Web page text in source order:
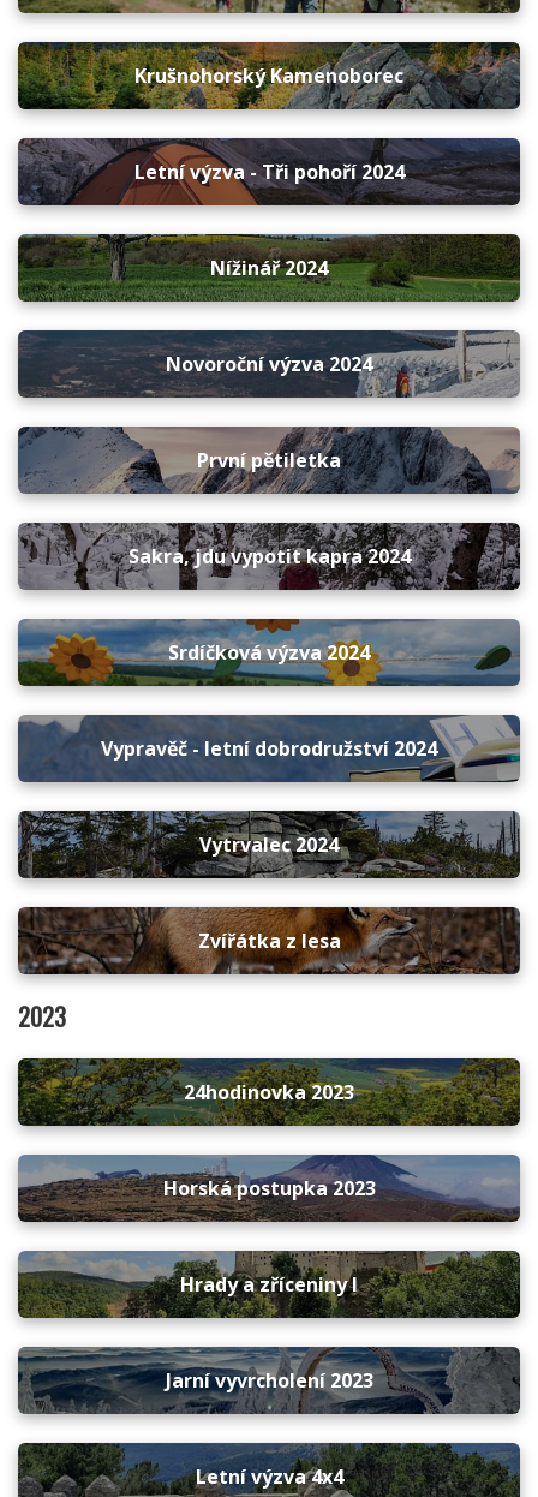
Krušnohorský Kamenoborec
Letní výzva - Tři pohoří 2024
Nížinář 2024
Novoroční výzva 2024
První pětiletka
Sakra, jdu vypotit kapra 2024
Srdíčková výzva 2024
Vypravěč - letní dobrodružství 2024
Vytrvalec 2024
Zvířátka z lesa
2023
24hodinovka 2023
Horská postupka 2023
Hrady a zříceniny I
Jarní vyvrcholení 2023
Letní výzva 4x4